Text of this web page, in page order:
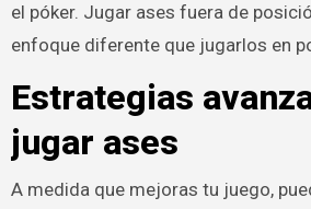
el póker. Jugar ases fuera de
enfoque diferente que jugarlos en
Estrategias
jugar ases
A medida que mejoras tu juego,